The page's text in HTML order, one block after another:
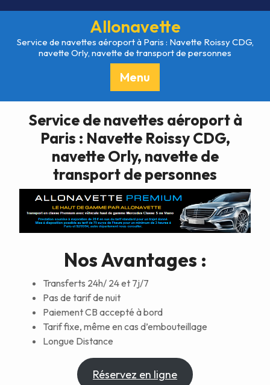
Allonavette
Service de navettes aéroport à Paris : Navette Roissy CDG,
navette Orly, navette de transport de personnes
Menu
Service de navettes aéroport à
Paris : Navette Roissy CDG,
navette Orly, navette de
transport de personnes
Nos Avantages :
Transferts 24h/ 24 et 7j/7
Pas de tarif de nuit
Paiement CB accepté à bord
Tarif fixe, même en cas d’embouteillage
Longue Distance
Réservez en ligne